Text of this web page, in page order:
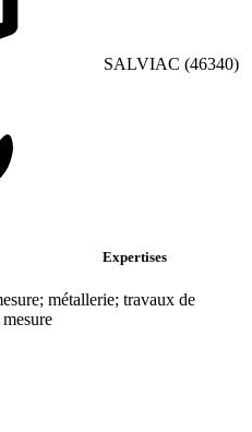
SALVIAC (46340)
Expertises
métallerie; travaux de